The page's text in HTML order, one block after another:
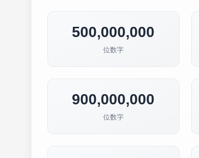
500,000,000
位数字
900,000,000
位数字